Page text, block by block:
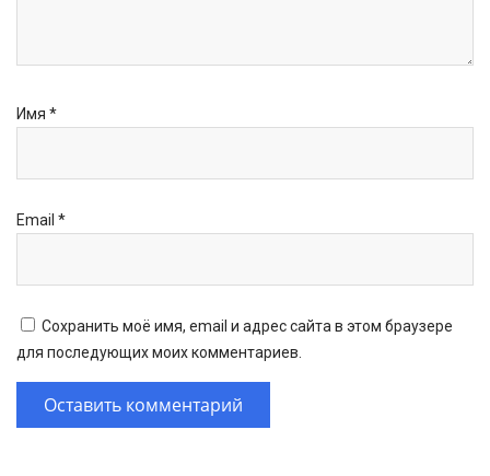
Имя *
Email *
Сохранить моё имя, email и адрес сайта в этом браузере
для последующих моих комментариев.